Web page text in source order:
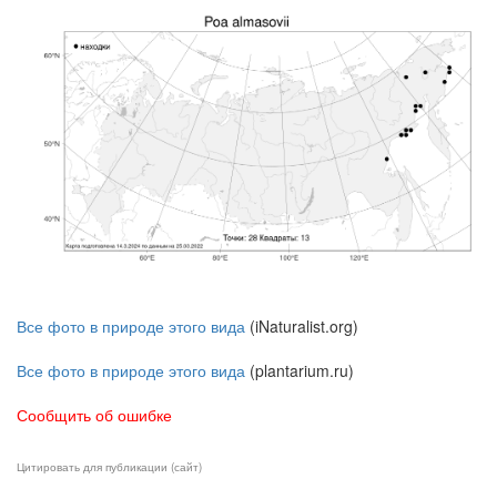
Все фото в природе этого вида (iNaturalist.org)
Все фото в природе этого вида (plantarium.ru)
Сообщить об ошибке
Цитировать для публикации (сайт)